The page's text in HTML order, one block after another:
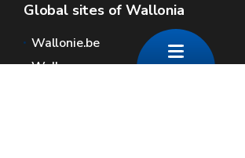
Global sites of Wallonia
Wallonie.be
Walloon government